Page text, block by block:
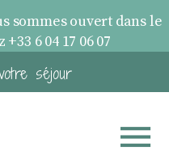
sommes ouvert dans le
6 04 17 06 07
séjour